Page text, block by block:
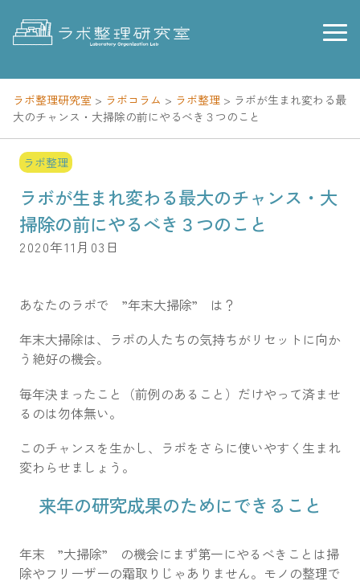
content
ラボ整理研究室 > ラボコラム > ラボ整理 > ラボが生まれ変わる最
大のチャンス・大掃除の前にやるべき３つのこと
ラボ整理
ラボが生まれ変わる最大のチャンス・大
掃除の前にやるべき３つのこと
2020年11月03日
あなたのラボで ”年末大掃除” は？
年末大掃除は、ラボの人たちの気持ちがリセットに向か
う絶好の機会。
毎年決まったこと（前例のあること）だけやって済ませ
るのは勿体無い。
このチャンスを生かし、ラボをさらに使いやすく生まれ
変わらせましょう。
来年の研究成果のためにできること
年末 ”大掃除” の機会にまず第一にやるべきことは掃
除やフリーザーの霜取りじゃありません。モノの整理で